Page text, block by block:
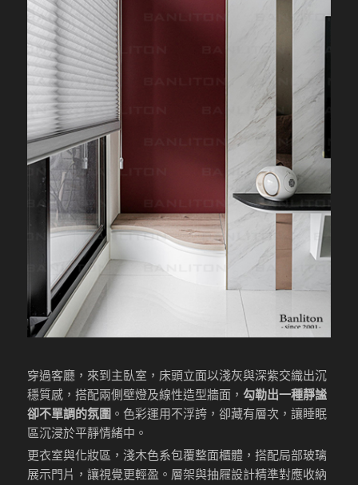
穿過客廳，來到主臥室，床頭立面以淺灰與深紫交織出沉
穩質感，搭配兩側壁燈及線性造型牆面，勾勒出一種靜謐
卻不單調的氛圍 。色彩運用不浮誇，卻藏有層次，讓睡眠
區沉浸於平靜情緒中。
更衣室與化妝區，淺木色系包覆整面櫃體，搭配局部玻璃
展示門片，讓視覺更輕盈。層架與抽屜設計精準對應收納